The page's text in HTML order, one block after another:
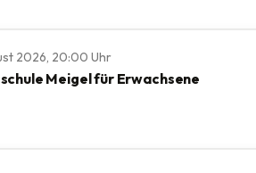
2026, 20:00 Uhr
Meigel für Erwachsene